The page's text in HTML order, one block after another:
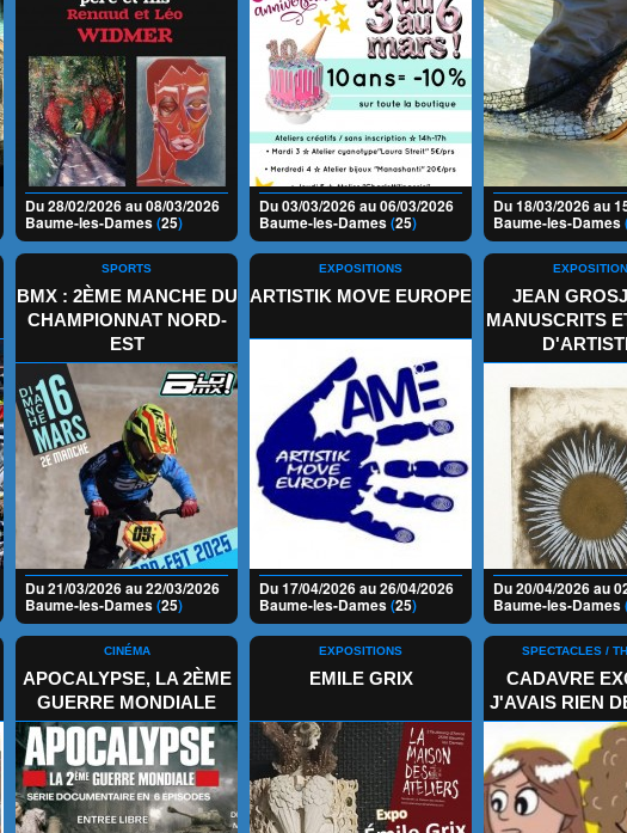
Du 28/02/2026 au 08/03/2026
Baume-les-Dames(25)
Du 03/03/2026 au 06/03/2026
Baume-les-Dames(25)
Du 18/03/2026 au
Baume-les-Dames
SPORTS
BMX : 2ÈME MANCHE DU
CHAMPIONNAT NORD-
EST
Du 21/03/2026 au 22/03/2026
Baume-les-Dames(25)
EXPOSITIONS
ARTISTIK MOVE EUROPE
Du 17/04/2026 au 26/04/2026
Baume-les-Dames(25)
JEAN
MANUSCRITS
Du 20/04/2026 au
Baume-les-Dames
CINÉMA
APOCALYPSE, LA 2ÈME
GUERRE MONDIALE
EXPOSITIONS
EMILE GRIX
SPECTACLES /
CADAVRE
J'AVAIS RIEN